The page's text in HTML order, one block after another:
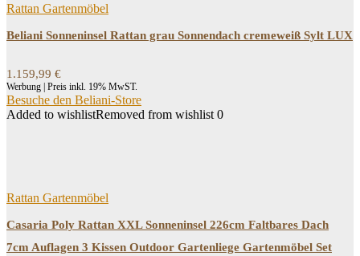
Rattan Gartenmöbel
Beliani Sonneninsel Rattan grau Sonnendach cremeweiß Sylt LUX
1.159,99 €
Werbung | Preis inkl. 19% MwST.
Besuche den Beliani-Store
Added to wishlistRemoved from wishlist 0
Rattan Gartenmöbel
Casaria Poly Rattan XXL Sonneninsel 226cm Faltbares Dach
7cm Auflagen 3 Kissen Outdoor Gartenliege Gartenmöbel Set